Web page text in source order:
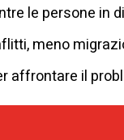
le persone in
meno
affrontare il